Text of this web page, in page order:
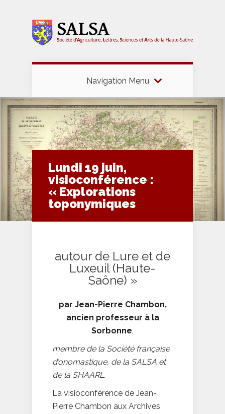
Navigation Menu
Lundi 19 juin,
visioconférence :
« Explorations
toponymiques
autour de Lure et de
Luxeuil (Haute-
Saône) »
par Jean-Pierre Chambon,
ancien professeur à la
Sorbonne,
membre de la Société française
d’onomastique, de la SALSA et
de la SHAARL.
La visioconférence de Jean-
Pierre Chambon aux Archives